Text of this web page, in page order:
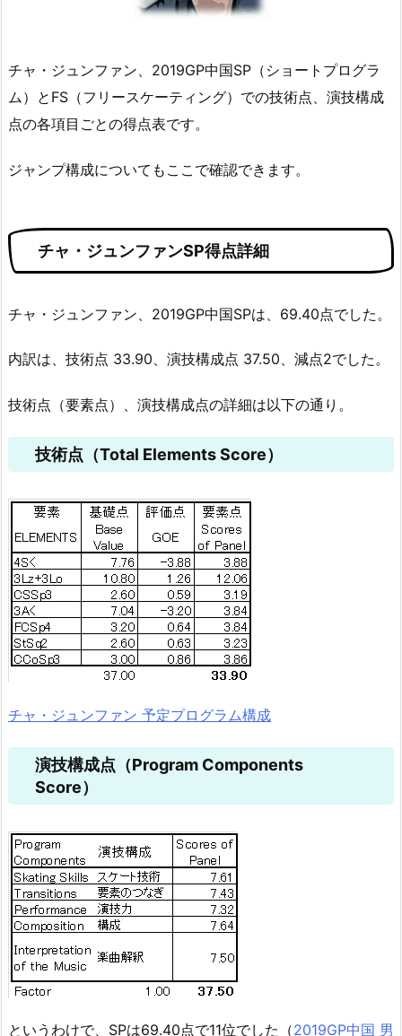
チャ・ジュンファン、2019GP中国SP（ショートプログラ
ム）とFS（フリースケーティング）での技術点、演技構成
点の各項目ごとの得点表です。
ジャンプ構成についてもここで確認できます。
チャ・ジュンファンSP得点詳細
チャ・ジュンファン、2019GP中国SPは、69.40点でした。
内訳は、技術点 33.90、演技構成点 37.50、減点2でした。
技術点（要素点）、演技構成点の詳細は以下の通り。
技術点（Total Elements Score）
チャ・ジュンファン 予定プログラム構成
演技構成点（Program Components
Score）
というわけで、SPは69.40点で11位でした（2019GP中国 男